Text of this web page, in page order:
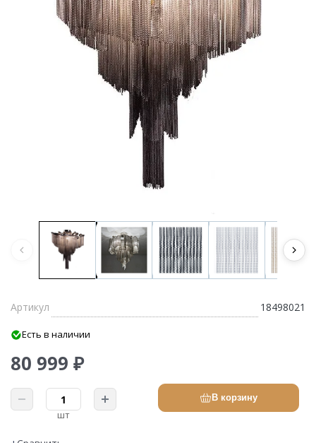
Артикул 18498021
Есть в наличии
80 999 ₽
шт
В корзину